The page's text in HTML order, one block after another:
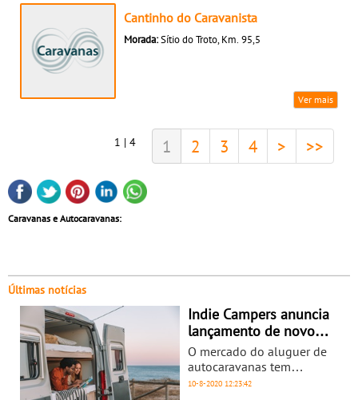
Cantinho do Caravanista
Morada:Sítio do Troto, Km. 95,5
Ver mais
1 | 4 1 2 3 4 > >>
Caravanas e Autocaravanas:
Últimas notícias
Indie Campers anuncia
lançamento de novo
marketplace de aluguer
de autocaravanas
O mercado do aluguer de
autocaravanas tem
apresentado um
10-8-2020 12:23:42